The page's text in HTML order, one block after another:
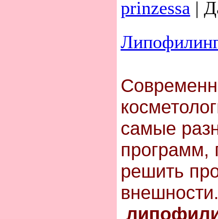
prinzessa |
cамые
программ,
решить